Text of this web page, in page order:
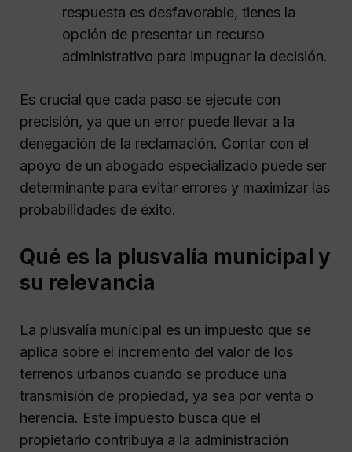
respuesta es desfavorable, tienes la
opción de presentar un recurso
administrativo para impugnar la decisión.
Es crucial que cada paso se ejecute con
precisión, ya que un error puede llevar a la
denegación de la reclamación. Contar con el
apoyo de un abogado especializado puede ser
determinante para evitar errores y maximizar las
probabilidades de éxito.
Qué es la plusvalía municipal y
su relevancia
La plusvalía municipal es un impuesto que se
aplica sobre el incremento del valor de los
terrenos urbanos cuando se produce una
transmisión de propiedad, ya sea por venta o
herencia. Este impuesto busca que el
propietario contribuya a la administración